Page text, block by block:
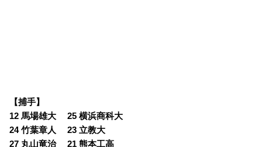
【捕手】
12 馬場雄大 25 横浜商科大
24 竹葉章人 23 立教大
27 丸山竜治 21 熊本工高